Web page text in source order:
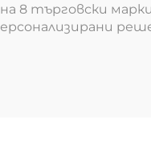
8 търговски